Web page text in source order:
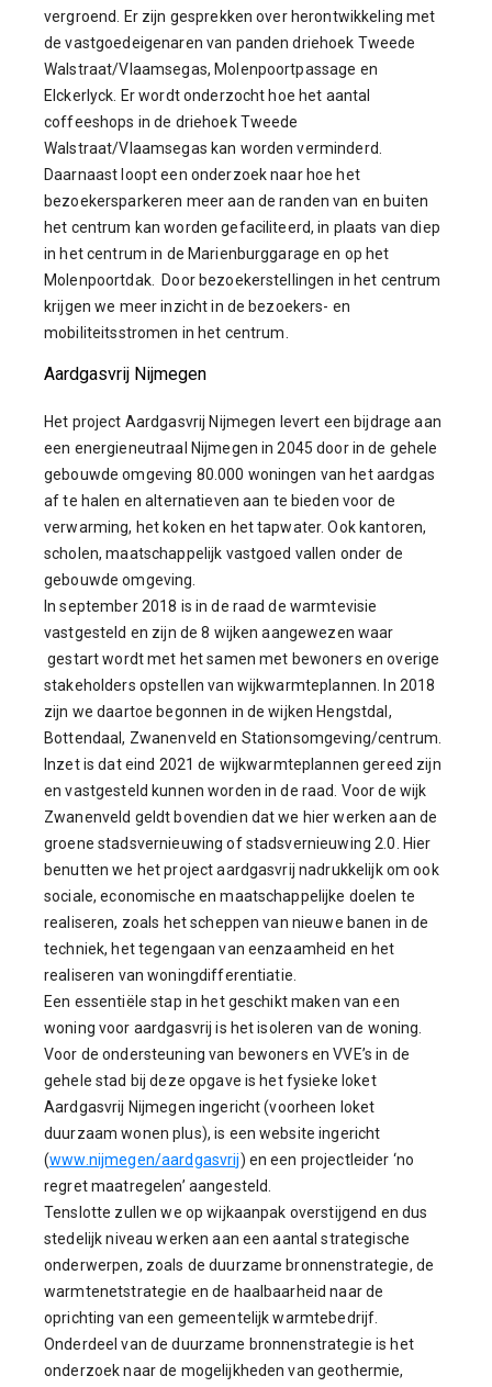
vergroend. Er zijn gesprekken over herontwikkeling met
de vastgoedeigenaren van panden driehoek Tweede
Walstraat/Vlaamsegas, Molenpoortpassage en
Elckerlyck. Er wordt onderzocht hoe het aantal
coffeeshops in de driehoek Tweede
Walstraat/Vlaamsegas kan worden verminderd.
Daarnaast loopt een onderzoek naar hoe het
bezoekersparkeren meer aan de randen van en buiten
het centrum kan worden gefaciliteerd, in plaats van diep
in het centrum in de Marienburggarage en op het
Molenpoortdak. Door bezoekerstellingen in het centrum
krijgen we meer inzicht in de bezoekers- en
mobiliteitsstromen in het centrum.
Aardgasvrij Nijmegen
Het project Aardgasvrij Nijmegen levert een bijdrage aan
een energieneutraal Nijmegen in 2045 door in de gehele
gebouwde omgeving 80.000 woningen van het aardgas
af te halen en alternatieven aan te bieden voor de
verwarming, het koken en het tapwater. Ook kantoren,
scholen, maatschappelijk vastgoed vallen onder de
gebouwde omgeving.
In september 2018 is in de raad de warmtevisie
vastgesteld en zijn de 8 wijken aangewezen waar
gestart wordt met het samen met bewoners en overige
stakeholders opstellen van wijkwarmteplannen. In 2018
zijn we daartoe begonnen in de wijken Hengstdal,
Bottendaal, Zwanenveld en Stationsomgeving/centrum.
Inzet is dat eind 2021 de wijkwarmteplannen gereed zijn
en vastgesteld kunnen worden in de raad. Voor de wijk
Zwanenveld geldt bovendien dat we hier werken aan de
groene stadsvernieuwing of stadsvernieuwing 2.0. Hier
benutten we het project aardgasvrij nadrukkelijk om ook
sociale, economische en maatschappelijke doelen te
realiseren, zoals het scheppen van nieuwe banen in de
techniek, het tegengaan van eenzaamheid en het
realiseren van woningdifferentiatie.
Een essentiële stap in het geschikt maken van een
woning voor aardgasvrij is het isoleren van de woning.
Voor de ondersteuning van bewoners en VVE’s in de
gehele stad bij deze opgave is het fysieke loket
Aardgasvrij Nijmegen ingericht (voorheen loket
duurzaam wonen plus), is een website ingericht
(www.nijmegen/aardgasvrij) en een projectleider ‘no
regret maatregelen’ aangesteld.
Tenslotte zullen we op wijkaanpak overstijgend en dus
stedelijk niveau werken aan een aantal strategische
onderwerpen, zoals de duurzame bronnenstrategie, de
warmtenetstrategie en de haalbaarheid naar de
oprichting van een gemeentelijk warmtebedrijf.
Onderdeel van de duurzame bronnenstrategie is het
onderzoek naar de mogelijkheden van geothermie,